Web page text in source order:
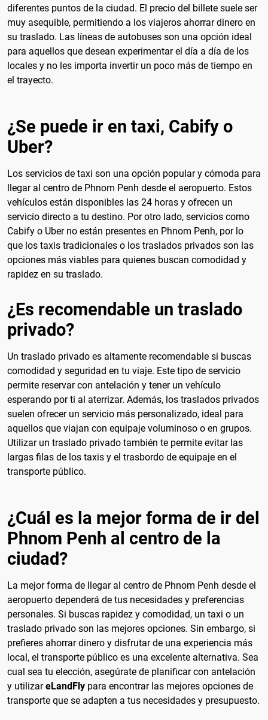
diferentes puntos de la ciudad. El precio del billete suele ser
muy asequible, permitiendo a los viajeros ahorrar dinero en
su traslado. Las líneas de autobuses son una opción ideal
para aquellos que desean experimentar el día a día de los
locales y no les importa invertir un poco más de tiempo en
el trayecto.
¿Se puede ir en taxi, Cabify o
Uber?
Los servicios de taxi son una opción popular y cómoda para
llegar al centro de Phnom Penh desde el aeropuerto. Estos
vehículos están disponibles las 24 horas y ofrecen un
servicio directo a tu destino. Por otro lado, servicios como
Cabify o Uber no están presentes en Phnom Penh, por lo
que los taxis tradicionales o los traslados privados son las
opciones más viables para quienes buscan comodidad y
rapidez en su traslado.
¿Es recomendable un traslado
privado?
Un traslado privado es altamente recomendable si buscas
comodidad y seguridad en tu viaje. Este tipo de servicio
permite reservar con antelación y tener un vehículo
esperando por ti al aterrizar. Además, los traslados privados
suelen ofrecer un servicio más personalizado, ideal para
aquellos que viajan con equipaje voluminoso o en grupos.
Utilizar un traslado privado también te permite evitar las
largas filas de los taxis y el trasbordo de equipaje en el
transporte público.
¿Cuál es la mejor forma de ir del
Phnom Penh al centro de la
ciudad?
La mejor forma de llegar al centro de Phnom Penh desde el
aeropuerto dependerá de tus necesidades y preferencias
personales. Si buscas rapidez y comodidad, un taxi o un
traslado privado son las mejores opciones. Sin embargo, si
prefieres ahorrar dinero y disfrutar de una experiencia más
local, el transporte público es una excelente alternativa. Sea
cual sea tu elección, asegúrate de planificar con antelación
y utilizareLandFly para encontrar las mejores opciones de
transporte que se adapten a tus necesidades y presupuesto.